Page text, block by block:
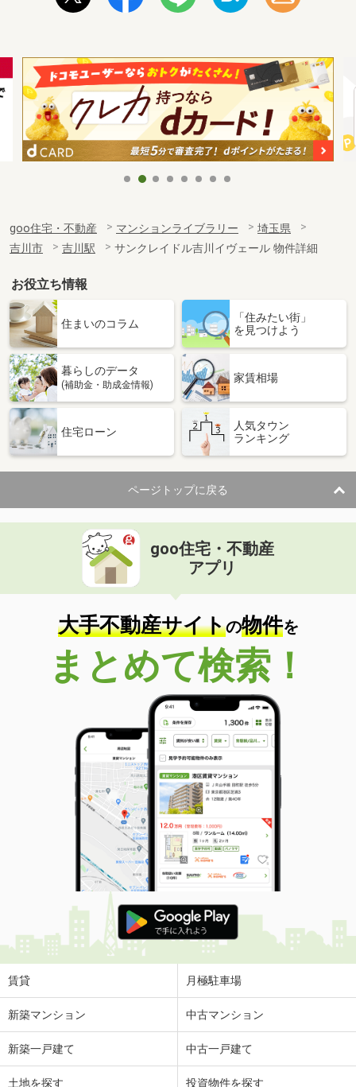
goo住宅・不動産 マンションライブラリー
埼玉県
吉川市
吉川駅 サンクレイドル吉川イヴェール 物件詳細
お役立ち情報
住まいのコラム
「住みたい街」
を見つけよう
暮らしのデータ
(補助金・助成金情報)
家賃相場
住宅ローン
人気タウン
ランキング
ページトップに戻る
goo住宅・不動産
アプリ
大手不動産サイトの物件を
まとめて検索！
賃貸 月極駐車場
新築マンション 中古マンション
新築一戸建て 中古一戸建て
土地を探す 投資物件を探す